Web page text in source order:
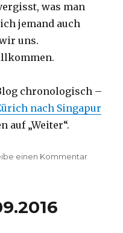
was man
jemand auch
uns.
chronologisch –
nach Singapur
auf „Weiter“.
einen Kommentarzu